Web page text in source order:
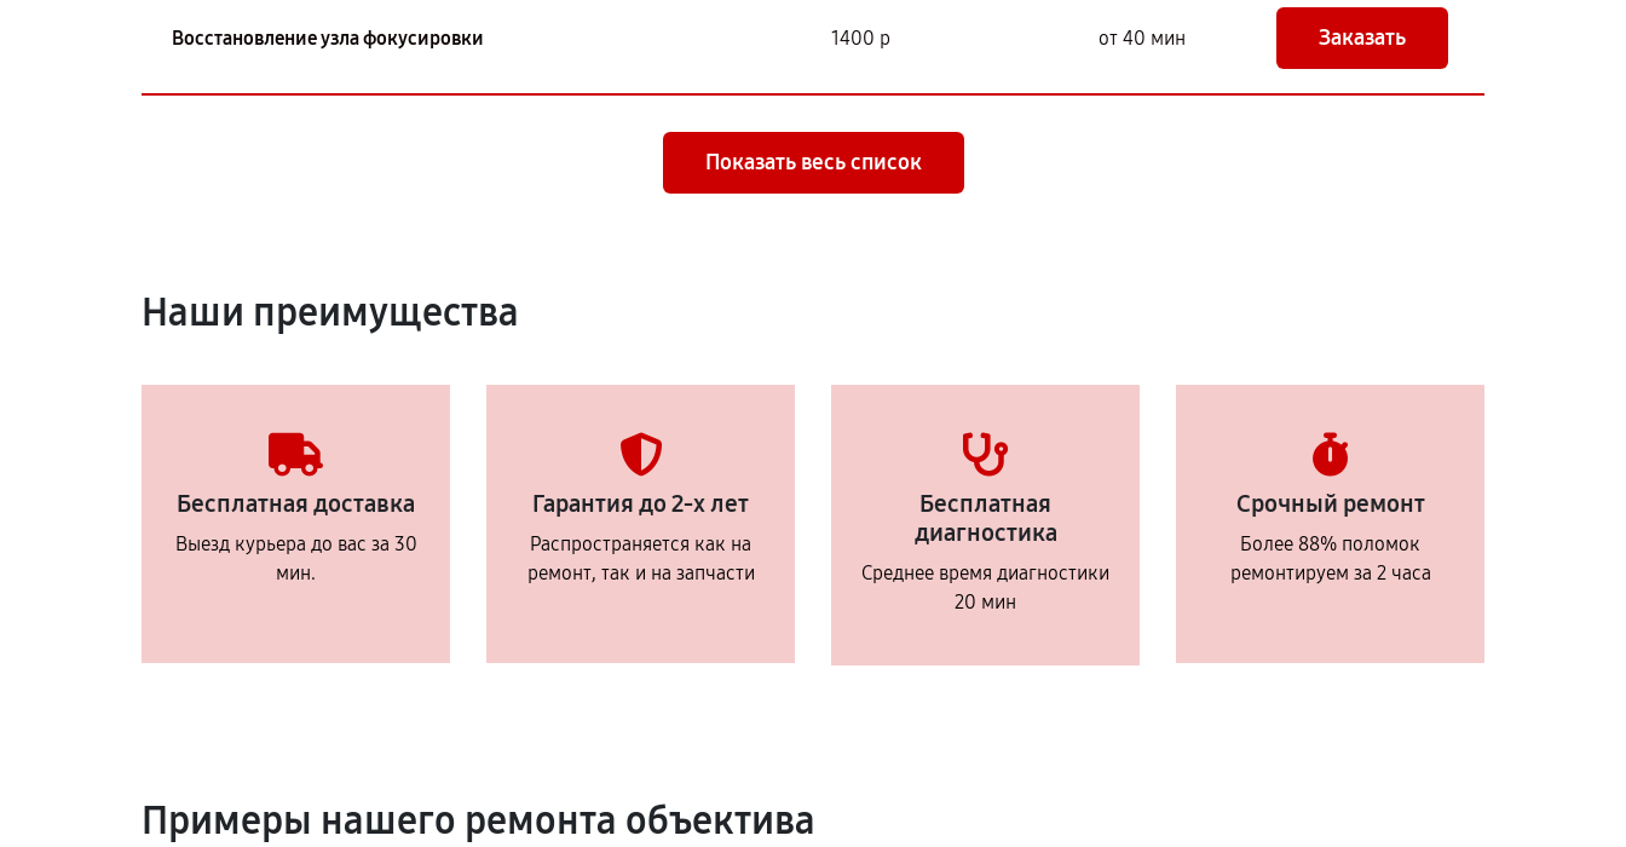
Восстановление узла фокусировки 1400 р от 40 мин Заказать
Показать весь список
Наши преимущества
Бесплатная доставка
Выезд курьера до вас за 30
мин.
Гарантия до 2-х лет
Распространяется как на
ремонт, так и на запчасти
Бесплатная
диагностика
Среднее время диагностики
20 мин
Срочный ремонт
Более 88% поломок
ремонтируем за 2 часа
Примеры нашего ремонта объектива